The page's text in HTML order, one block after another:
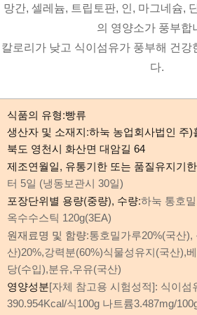
망간, 셀레늄, 트립토판, 인, 마그네슘,
의 영양소가 풍부합
칼로리가 낮고 식이섬유가 풍부해 건강
다.
식품의 유형:빵류
생산자 및 소재지:하눅 농업회사법인 주
북도 영천시 화산면 대암길 64
제조연월일, 유통기한 또는 품질유지기
터 5일 (냉동보관시 30일)
포장단위별 용량(중량), 수량:하눅 통호
옥수수스틱 120g(3EA)
원재료명 및 함량:통호밀가루20%(국산),
산)20%,강력분(60%)식물성유지(국산),
당(수입),분유,우유(국산)
영양성분[자체 참고용 시험성적]: 식이섬
390.954Kcal/식100g 나트륨3.487mg/